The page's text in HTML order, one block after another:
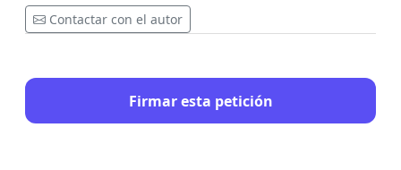
Contactar con el autor
Firmar esta petición